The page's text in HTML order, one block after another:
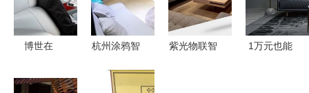
博世在
CES展上展
杭州涂鸦智
家居App开
紫光物联智
1万元也能